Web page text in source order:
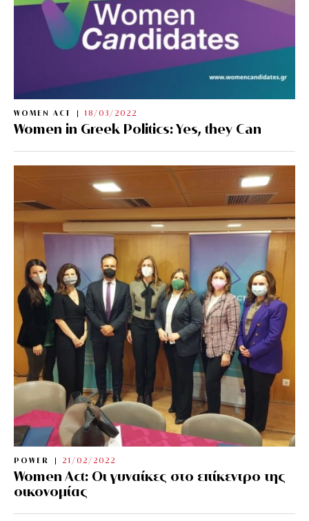
WOMEN ACT 18/03/2022
Women in Greek Politics: Yes, they Can
POWER 21/02/2022
Women Act: Οι γυναίκες στο επίκεντρο της
οικονομίας